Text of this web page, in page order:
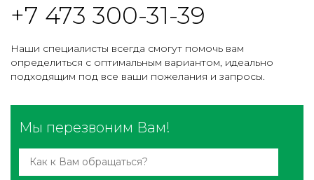
+7 473 300-31-39
Наши специалисты всегда смогут помочь вам
определиться с оптимальным вариантом, идеально
подходящим под все ваши пожелания и запросы.
Мы перезвоним Вам!